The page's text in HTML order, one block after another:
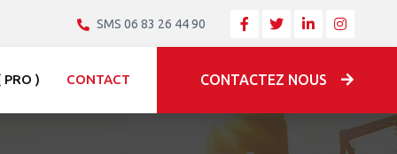
SMS 06 83 26 44 90
PRO ) CONTACT CONTACTEZ NOUS